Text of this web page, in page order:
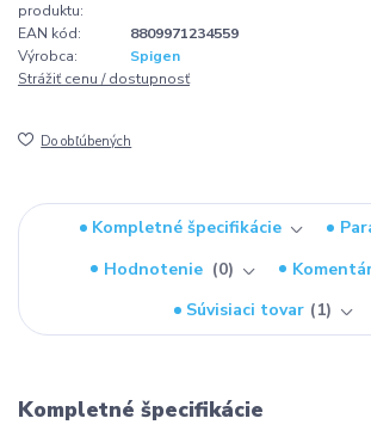
produktu:
EAN kód:
8809971234559
Výrobca:
Spigen
Strážiť cenu / dostupnosť
Do obľúbených
Kompletné špecifikácie
Hodnotenie
0
Súvisiaci tovar
1
Kompletné špecifikácie